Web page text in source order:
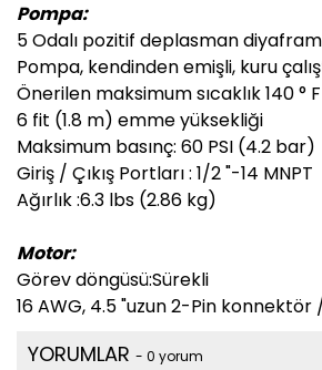
Pompa:
5 Odalı pozitif deplasman
Pompa, kendinden emişli, kuru
Önerilen maksimum sıcaklık140 °
6 fit (1.8 m) emme yüksekliği
Maksimum basınç: 60 PSI (4.2 bar)
Giriş / Çıkış Portları : 1/2 "-14 MNPT
Ağırlık :6.3 lbs (2.86 kg)
Motor:
Görev döngüsü:Sürekli
16 AWG, 4.5 "uzun 2-Pin
YORUMLAR - 0 yorum